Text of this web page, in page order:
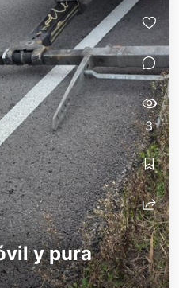
y pura
3